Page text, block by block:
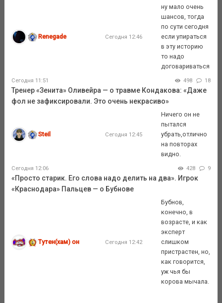
Renegade Сегодня 12:46
ну мало очень
шансов, тогда
по сути сегодня
если упираться
в эту историю
то надо
договариваться
Сегодня 11:51 498 18
Тренер «Зенита» Оливейра — о травме Кондакова: «Даже
фол не зафиксировали. Это очень некрасиво»
Steil Сегодня 12:45
Ничего он не
пытался
убрать,отлично
на повторах
видно.
Сегодня 12:06 428 9
«Просто старик. Его слова надо делить на два». Игрок
«Краснодара» Пальцев — о Бубнове
Тутен(хам) он Сегодня 12:42
Бубнов,
конечно, в
возрасте, и как
эксперт
слишком
пристрастен, но,
как говорится,
уж чья бы
корова мычала.